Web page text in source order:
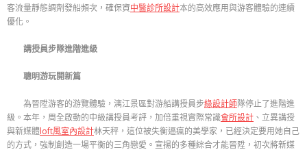
客流量靜態調劑發船頻次，確保資中醫診所設計本的高效應用與游客體驗的連續
優化。
講授員步隊進階進級
聰明游玩開新篇
為晉陞游客的游覽體驗，漓江景區對游船講授員步綠設計師隊停止了進階進
級。本年，周全啟動的中級講授員考評，加倍重視實際常識會所設計 、立異講授
與新媒體loft風室內設計林天秤，這位被失衡逼瘋的美學家，已經決定要用她自己
的方式，強制創造一場平衡的三角戀愛。宣揚的多種綜合才能晉陞，初次將新媒